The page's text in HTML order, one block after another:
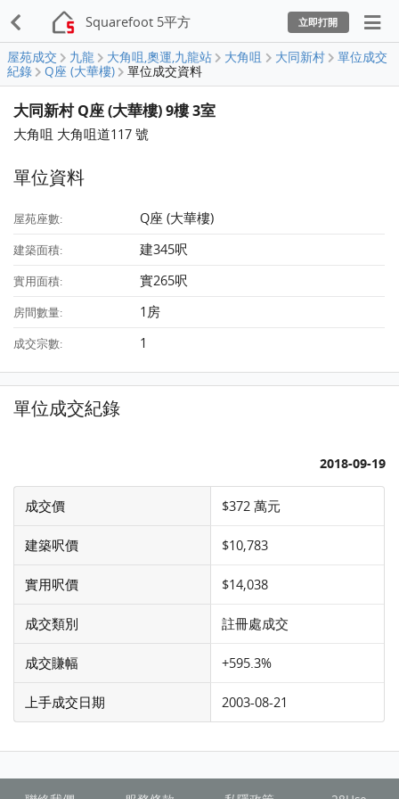
Squarefoot 5平方 立即打開
屋苑成交 九龍 大角咀,奧運,九龍站 大角咀 大同新村
單位成交
紀錄
Q座 (大華樓) 單位成交資料
大同新村 Q座 (大華樓) 9樓 3室
大角咀 大角咀道117 號
單位資料
屋苑座數: Q座 (大華樓)
建築面積: 建345呎
實用面積: 實265呎
房間數量: 1房
成交宗數: 1
單位成交紀錄
2018-09-19
成交價 $372 萬元
建築呎價 $10,783
實用呎價 $14,038
成交類別 註冊處成交
成交賺幅 +595.3%
上手成交日期 2003-08-21